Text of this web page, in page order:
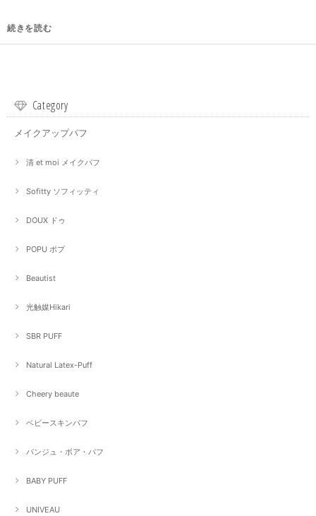
続きを読む
Category
メイクアップパフ
清 et moi メイクパフ
Sofitty ソフィッティ
DOUX ドゥ
POPU ポプ
Beautist
光触媒Hikari
SBR PUFF
Natural Latex-Puff
Cheery beaute
ベビースキンパフ
パンジュ・ボア・パフ
BABY PUFF
UNIVEAU